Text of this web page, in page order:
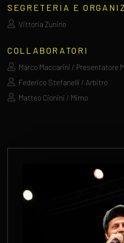
SEGRETERIA E
Vittoria Zunino
COLLABORATORI
Marco Maccarini / Presentatore
Federico Stefanelli / Arbitro
Matteo Cionini / Mimo